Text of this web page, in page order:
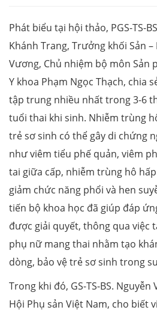
Phát biểu tại hội thảo, PGS-TS-
Khánh Trang, Trưởng khối Sản
Vương, Chủ nhiệm bộ môn Sản
Y khoa Phạm Ngọc Thạch, chia
tập trung nhiều nhất trong 3-6
tuổi thai khi sinh. Nhiễm trùng
trẻ sơ sinh có thể gây di chứng
như viêm tiểu phế quản, viêm
tai giữa cấp, nhiễm trùng hô
giảm chức năng phổi và hen
tiến bộ khoa học đã giúp đáp
được giải quyết, thông qua việc
phụ nữ mang thai nhằm tạo
dòng, bảo vệ trẻ sơ sinh trong
Trong khi đó, GS-TS-BS. Nguyễn
Hội Phụ sản Việt Nam, cho biết